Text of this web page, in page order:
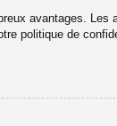
avantages.
politique de